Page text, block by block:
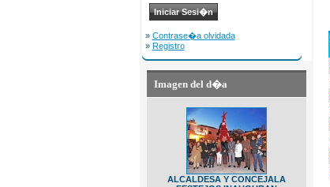
» Contrase�a olvidada
» Registro
Imagen del d�a
ALCALDESA Y CONCEJALA